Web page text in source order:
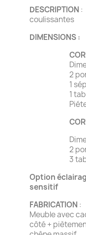
DESCRIPTION :
coulissantes
DIMENSIONS :
2 portes
1
1
2 portes
3
Option
sensitif
FABRICATION :
Meuble avec
côté +